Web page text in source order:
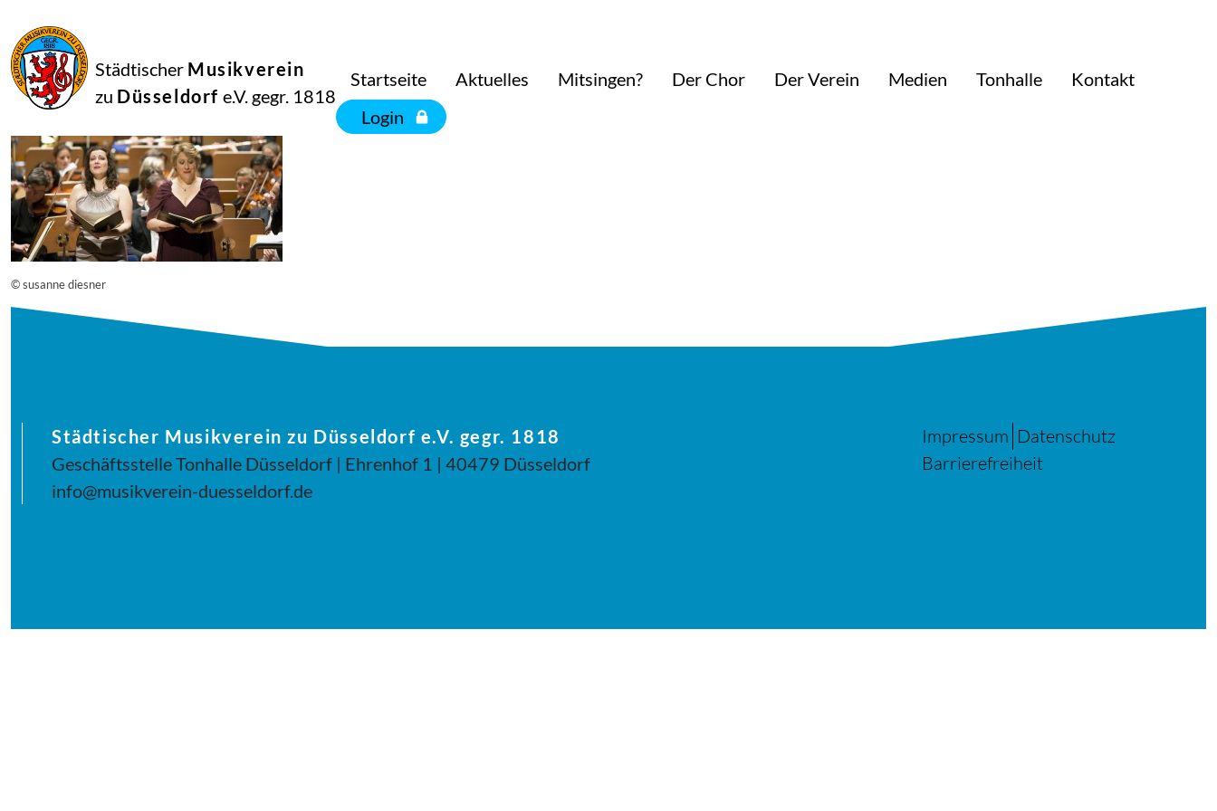
Städtischer Musikverein
zu Düsseldorf e.V. gegr. 1818
Startseite Aktuelles Mitsingen? Der Chor Der Verein Medien Tonhalle
Kontakt
Login
September
2014
Manfred Hill
12743
© susanne diesner
Städtischer Musikverein zu Düsseldorf e.V. gegr. 1818
Geschäftsstelle Tonhalle Düsseldorf | Ehrenhof 1 | 40479 Düsseldorf
info@musikverein-duesseldorf.de
Impressum Datenschutz
Barrierefreiheit